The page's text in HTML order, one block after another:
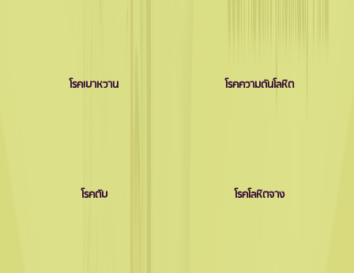
โรคเบาหวาน โรคความดันโลหิต
โรคตับ โรคโลหิตจาง